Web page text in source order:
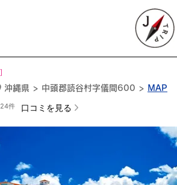
沖縄県 > 中頭郡読谷村字儀間600 > MAP
件 口コミを見る